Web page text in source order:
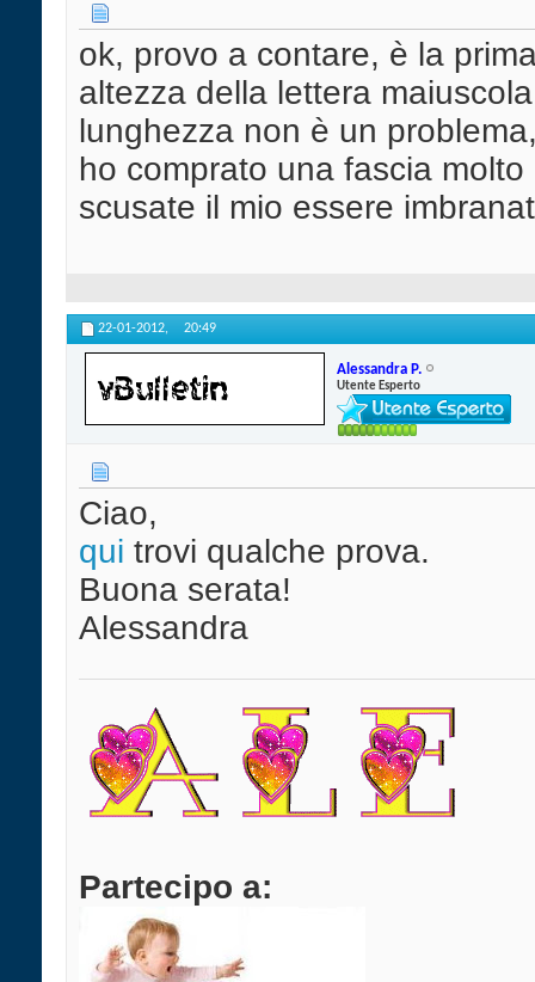
ok, provo a contare, è la
altezza della lettera
lunghezza non è un
ho comprato una fascia
scusate il mio essere
22-01-2012, 20:49
Alessandra P.
Utente Esperto
Ciao,
qui trovi qualche prova.
Buona serata!
Alessandra
Partecipo a: